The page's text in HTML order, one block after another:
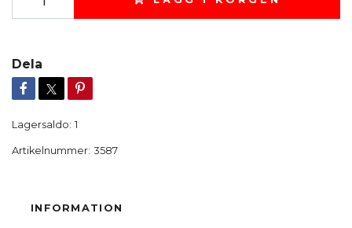
Dela
Lagersaldo: 1
Artikelnummer: 3587
INFORMATION